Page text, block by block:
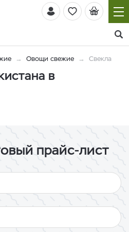
Овощи свежие Свекла
в
прайс-лист